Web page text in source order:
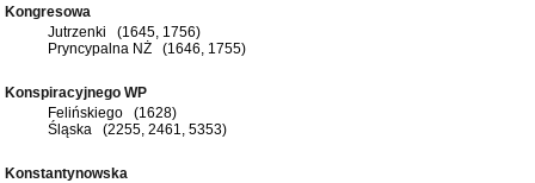
Kongresowa
Jutrzenki (1645, 1756)
Pryncypalna NŻ (1646, 1755)
Konspiracyjnego WP
Felińskiego (1628)
Śląska (2255, 2461, 5353)
Konstantynowska